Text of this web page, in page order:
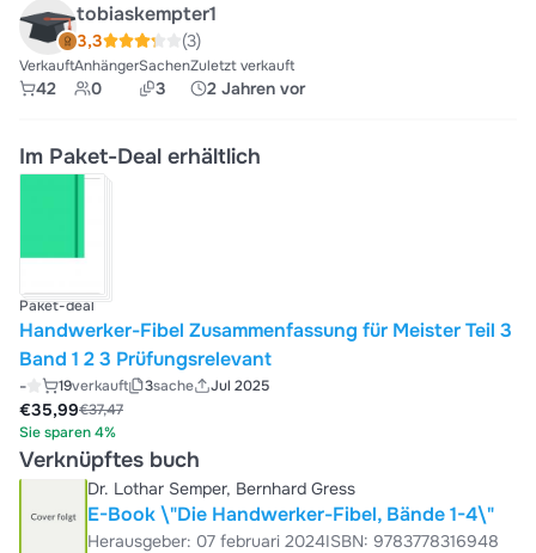
tobiaskempter1
3,3 (3)
Verkauft
42
Anhänger
0
Sachen
3
Zuletzt verkauft
2 Jahren vor
Im Paket-Deal erhältlich
Paket-deal
Handwerker-Fibel Zusammenfassung für Meister Teil 3
Band 1 2 3 Prüfungsrelevant
- 19verkauft 3sache
Jul 2025
€37,47
€35,99
Sie sparen 4%
Verknüpftes buch
Dr. Lothar Semper, Bernhard Gress
E-Book \"Die Handwerker-Fibel, Bände 1-4\"
Herausgeber: 07 februari 2024ISBN: 9783778316948